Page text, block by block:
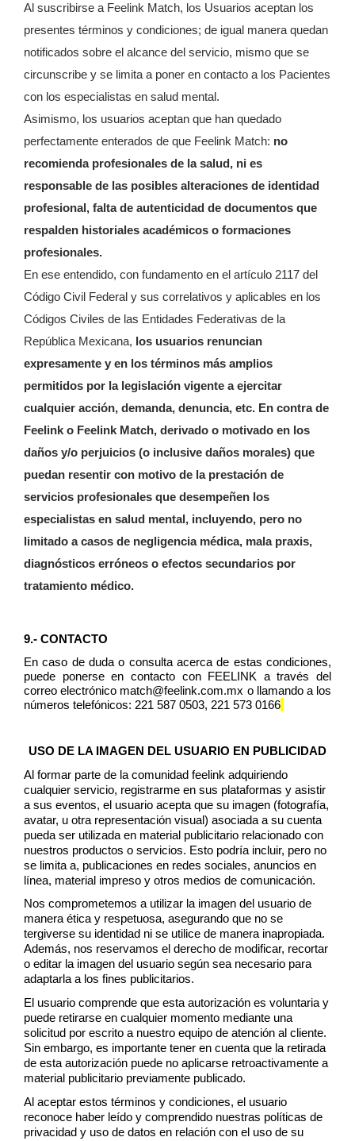
Al suscribirse a Feelink Match, los Usuarios aceptan los
presentes términos y condiciones; de igual manera quedan
notificados sobre el alcance del servicio, mismo que se
circunscribe y se limita a poner en contacto a los Pacientes
con los especialistas en salud mental.
Asimismo, los usuarios aceptan que han quedado
perfectamente enterados de que Feelink Match: no
recomienda profesionales de la salud, ni es
responsable de las posibles alteraciones de identidad
profesional, falta de autenticidad de documentos que
respalden historiales académicos o formaciones
profesionales.
En ese entendido, con fundamento en el artículo 2117 del
Código Civil Federal y sus correlativos y aplicables en los
Códigos Civiles de las Entidades Federativas de la
República Mexicana, los usuarios renuncian
expresamente y en los términos más amplios
permitidos por la legislación vigente a ejercitar
cualquier acción, demanda, denuncia, etc. En contra de
Feelink o Feelink Match, derivado o motivado en los
daños y/o perjuicios (o inclusive daños morales) que
puedan resentir con motivo de la prestación de
servicios profesionales que desempeñen los
especialistas en salud mental, incluyendo, pero no
limitado a casos de negligencia médica, mala praxis,
diagnósticos erróneos o efectos secundarios por
tratamiento médico.
9.- CONTACTO
En caso de duda o consulta acerca de estas condiciones,
puede ponerse en contacto con FEELINK a través del
correo electrónico match@feelink.com.mx o llamando a los
números telefónicos: 221 587 0503, 221 573 0166
USO DE LA IMAGEN DEL USUARIO EN PUBLICIDAD
Al formar parte de la comunidad feelink adquiriendo
cualquier servicio, registrarme en sus plataformas y asistir
a sus eventos, el usuario acepta que su imagen (fotografía,
avatar, u otra representación visual) asociada a su cuenta
pueda ser utilizada en material publicitario relacionado con
nuestros productos o servicios. Esto podría incluir, pero no
se limita a, publicaciones en redes sociales, anuncios en
línea, material impreso y otros medios de comunicación.
Nos comprometemos a utilizar la imagen del usuario de
manera ética y respetuosa, asegurando que no se
tergiverse su identidad ni se utilice de manera inapropiada.
Además, nos reservamos el derecho de modificar, recortar
o editar la imagen del usuario según sea necesario para
adaptarla a los fines publicitarios.
El usuario comprende que esta autorización es voluntaria y
puede retirarse en cualquier momento mediante una
solicitud por escrito a nuestro equipo de atención al cliente.
Sin embargo, es importante tener en cuenta que la retirada
de esta autorización puede no aplicarse retroactivamente a
material publicitario previamente publicado.
Al aceptar estos términos y condiciones, el usuario
reconoce haber leído y comprendido nuestras políticas de
privacidad y uso de datos en relación con el uso de su